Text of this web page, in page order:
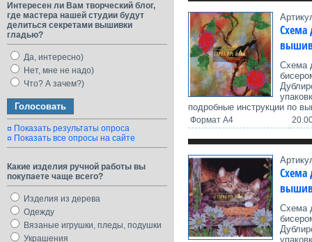
Интересен ли Вам творческий блог,
где мастера нашей студии будут
делиться секретами вышивки
гладью?
Да, интересно)
Нет, мне не надо)
Что? А зачем?)
Показать результаты опроса
Показать все опросы на сайте
Какие изделия ручной работы вы
покупаете чаще всего?
Изделия из дерева
Одежду
Вязаные игрушки, пледы, подушки
Украшения
Схема
Схема
подробные инструкции по
Формат А4
Схема
Схема